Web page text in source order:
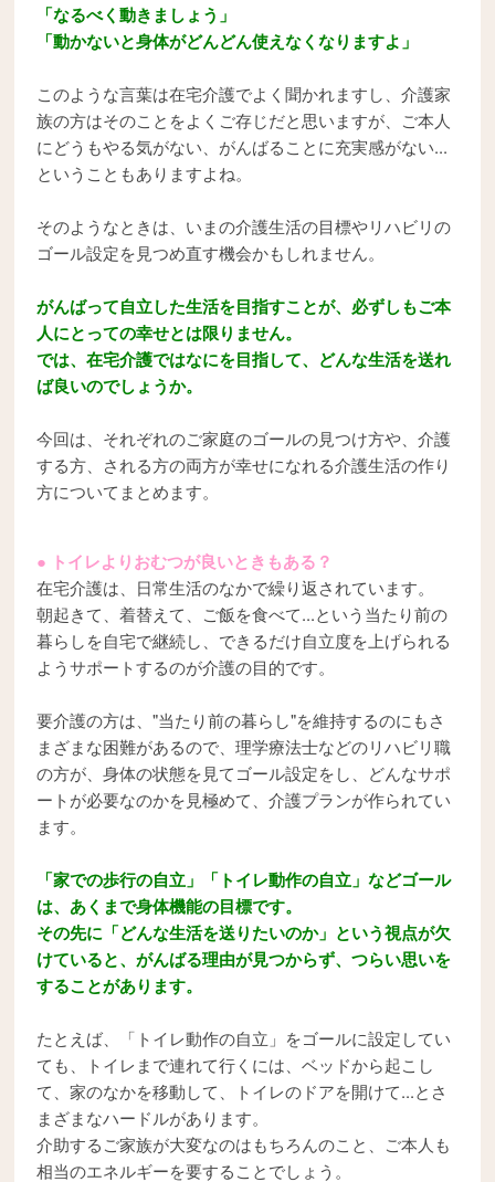
「なるべく動きましょう」
「動かないと身体がどんどん使えなくなりますよ」
このような言葉は在宅介護でよく聞かれますし、介護家
族の方はそのことをよくご存じだと思いますが、ご本人
にどうもやる気がない、がんばることに充実感がない...
ということもありますよね。
そのようなときは、いまの介護生活の目標やリハビリの
ゴール設定を見つめ直す機会かもしれません。
がんばって自立した生活を目指すことが、必ずしもご本
人にとっての幸せとは限りません。
では、在宅介護ではなにを目指して、どんな生活を送れ
ば良いのでしょうか。
今回は、それぞれのご家庭のゴールの見つけ方や、介護
する方、される方の両方が幸せになれる介護生活の作り
方についてまとめます。
● トイレよりおむつが良いときもある？
在宅介護は、日常生活のなかで繰り返されています。
朝起きて、着替えて、ご飯を食べて...という当たり前の
暮らしを自宅で継続し、できるだけ自立度を上げられる
ようサポートするのが介護の目的です。
要介護の方は、"当たり前の暮らし"を維持するのにもさ
まざまな困難があるので、理学療法士などのリハビリ職
の方が、身体の状態を見てゴール設定をし、どんなサポ
ートが必要なのかを見極めて、介護プランが作られてい
ます。
「家での歩行の自立」「トイレ動作の自立」などゴール
は、あくまで身体機能の目標です。
その先に「どんな生活を送りたいのか」という視点が欠
けていると、がんばる理由が見つからず、つらい思いを
することがあります。
たとえば、「トイレ動作の自立」をゴールに設定してい
ても、トイレまで連れて行くには、ベッドから起こし
て、家のなかを移動して、トイレのドアを開けて...とさ
まざまなハードルがあります。
介助するご家族が大変なのはもちろんのこと、ご本人も
相当のエネルギーを要することでしょう。